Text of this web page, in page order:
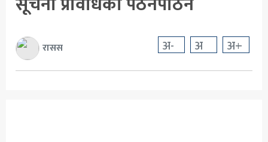
अन्तर्राष्ट्रिय
मनोरञ्जनरासस अ- अ अ+